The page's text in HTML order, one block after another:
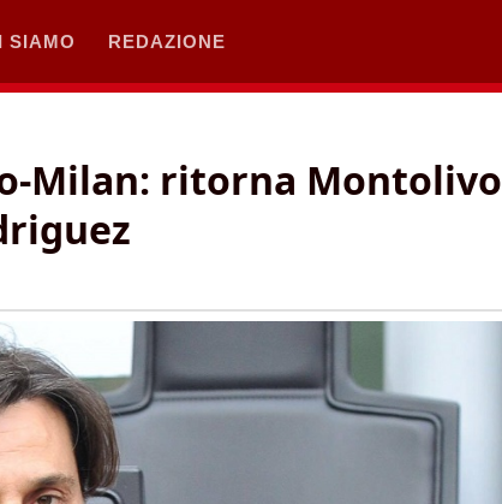
SIAMO REDAZIONE
Milan: ritorna Montolivo